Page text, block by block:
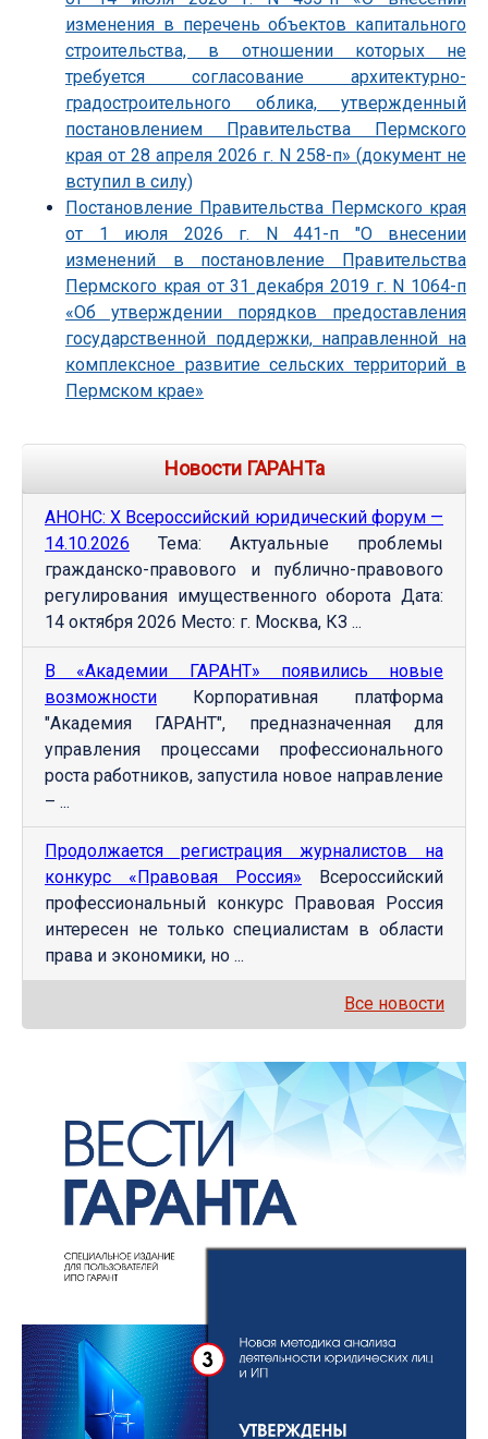
изменения в перечень объектов капитального
строительства, в отношении которых не
требуется согласование архитектурно-
градостроительного облика, утвержденный
постановлением Правительства Пермского
края от 28 апреля 2026 г. N 258-п» (документ не
вступил в силу)
Постановление Правительства Пермского края
от 1 июля 2026 г. N 441-п "О внесении
изменений в постановление Правительства
Пермского края от 31 декабря 2019 г. N 1064-п
«Об утверждении порядков предоставления
государственной поддержки, направленной на
комплексное развитие сельских территорий в
Пермском крае»
Новости ГАРАНТа
АНОНС: Х Всероссийский юридический форум —
14.10.2026 Тема: Актуальные проблемы
гражданско-правового и публично-правового
регулирования имущественного оборота Дата:
14 октября 2026 Место: г. Москва, КЗ ...
В «Академии ГАРАНТ» появились новые
возможности Корпоративная платформа
"Академия ГАРАНТ", предназначенная для
управления процессами профессионального
роста работников, запустила новое направление
– ...
Продолжается регистрация журналистов на
конкурс «Правовая Россия» Всероссийский
профессиональный конкурс Правовая Россия
интересен не только специалистам в области
права и экономики, но ...
Все новости